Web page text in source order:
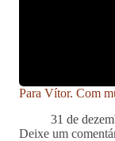
Para Vítor. Com
31 de
Deixe um